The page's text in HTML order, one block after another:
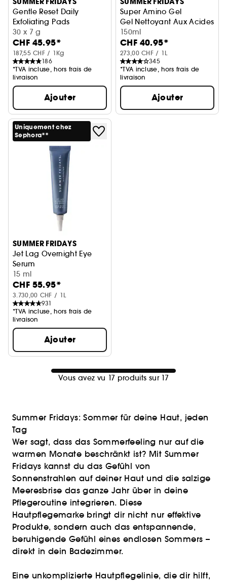
Gentle Reset Daily
Exfoliating Pads
Disque exfoliant visage
30 x 7 g
CHF 45.95*
187,55 CHF / 1Kg
186
*TVA incluse, hors frais de
livraison
Ajouter
Super Amino Gel
Gel Nettoyant Aux Acides
150ml
CHF 40.95*
273,00 CHF / 1L
345
*TVA incluse, hors frais de
livraison
Ajouter
Uniquement chez
Sephora**
SUMMER FRIDAYS
Jet Lag Overnight Eye
Serum
Serum contour des yeux
15 ml
CHF 55.95*
3.730,00 CHF / 1L
931
*TVA incluse, hors frais de
livraison
Ajouter
Vous avez vu 17 produits sur 17
Summer Fridays: Sommer für deine Haut, jeden
Tag
Wer sagt, dass das Sommerfeeling nur auf die
warmen Monate beschränkt ist? Mit Summer
Fridays kannst du das Gefühl von
Sonnenstrahlen auf deiner Haut und die salzige
Meeresbrise das ganze Jahr über in deine
Pflegeroutine integrieren. Diese
Hautpflegemarke bringt dir nicht nur effektive
Produkte, sondern auch das entspannende,
beruhigende Gefühl eines endlosen Sommers –
direkt in dein Badezimmer.
Eine unkomplizierte Hautpflegelinie, die dir hilft,